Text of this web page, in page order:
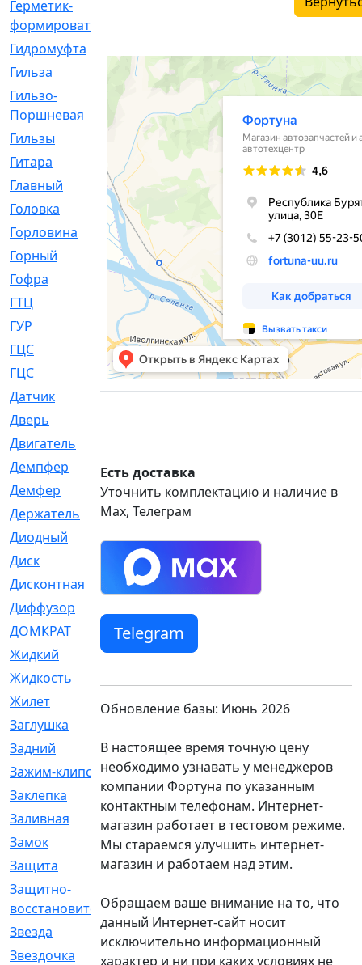
Герметик-
формирователь
Гидромуфта
Гильза
[56]
Гильзо-
Поршневая
[13]
Гильзы
[259]
Гитара
[7]
Главный
[29]
Головка
[28]
Горловина
[14]
Горный
[1]
Гофра
[86]
ГТЦ
[96]
ГУР
ГЦC
[6]
ГЦС
[74]
Датчик
[969]
Дверь
Двигатель
Демпфер
[2]
Демфер
[1]
Держатель
[5]
Диодный
[3]
Диск
[418]
Дисконтная
[1]
Диффузор
ДОМКРАТ
[1]
Жидкий
[5]
Жидкость
Жилет
[1]
Заглушка
Задний
[528]
Зажим-клипса
[1]
Заклепка
[1]
Заливная
[4]
Замок
[12]
Защита
[79]
Защитно-
восстановительный
Звезда
[1]
Звездочка
[5]
Есть доставка
Уточнить комплектацию и наличие в
Max, Телеграм
Telegram
Обновление базы: Июнь 2026
В настоящее время точную цену
необходимо узнавать у менеджеров
компании Фортуна по указанным
контактным телефонам. Интернет-
магазин работает в тестовом режиме.
Мы стараемся улучшить интернет-
магазин и работаем над этим.
Обращаем ваше внимание на то, что
данный Интернет-сайт носит
исключительно информационный
характер и ни при каких условиях не